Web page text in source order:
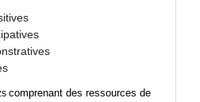
comprenant des ressources de